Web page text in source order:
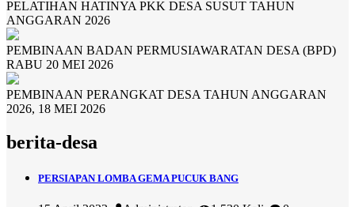
PELATIHAN HATINYA PKK DESA SUSUT TAHUN
ANGGARAN 2026
PEMBINAAN BADAN PERMUSIAWARATAN DESA (BPD)
RABU 20 MEI 2026
PEMBINAAN PERANGKAT DESA TAHUN ANGGARAN
2026, 18 MEI 2026
berita-desa
PERSIAPAN LOMBA GEMA PUCUK BANG